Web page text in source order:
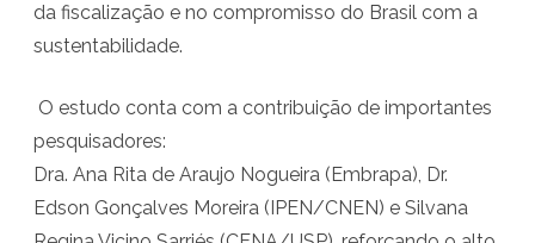
a
c
e
da fiscalização e no compromisso do Brasil com a
sustentabilidade.
‍ O estudo conta com a contribuição de importantes
pesquisadores:
Dra. Ana Rita de Araujo Nogueira (Embrapa), Dr.
Edson Gonçalves Moreira (IPEN/CNEN) e Silvana